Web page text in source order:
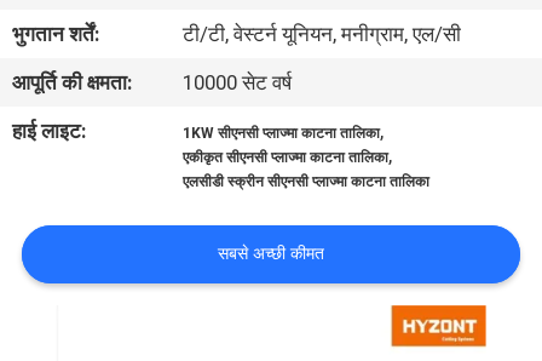
गुणवत्ता
नियंत्रण
एक
का
अनुरोध
भुगतान शर्तें:
टी/टी, वेस्टर्न यूनियन, मनीग्राम, एल/सी
आपूर्ति की क्षमता:
10000 सेट वर्ष
हाई लाइट:
1KW सीएनसी प्लाज्मा काटना तालिका,
एकीकृत सीएनसी प्लाज्मा काटना तालिका,
एलसीडी स्क्रीन सीएनसी प्लाज्मा काटना तालिका
सबसे अच्छी कीमत